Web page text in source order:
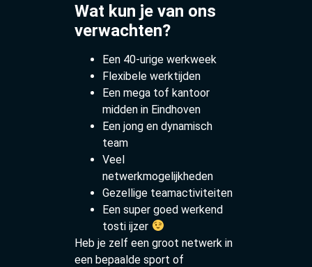
Wat kun je van ons
verwachten?
Een 40-urige werkweek
Flexibele werktijden
Een mega tof kantoor
midden in Eindhoven
Een jong en dynamisch
team
Veel
netwerkmogelijkheden
Gezellige teamactiviteiten
Een super goed werkend
tosti ijzer
Heb je zelf een groot netwerk in
een bepaalde sport of